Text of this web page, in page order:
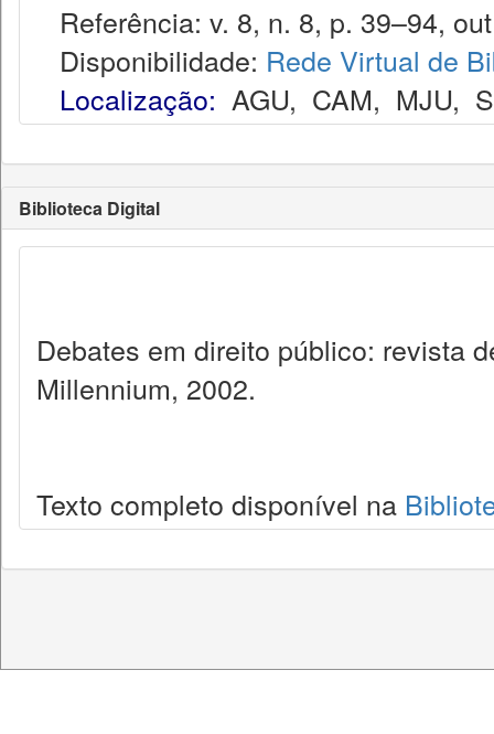
Referência: v. 8, n. 8, p. 39–94,
Disponibilidade: Rede Virtual de
Localização: AGU, CAM, MJU,
Biblioteca Digital
Debates em direito público: revista
Millennium, 2002.
Texto completo disponível na